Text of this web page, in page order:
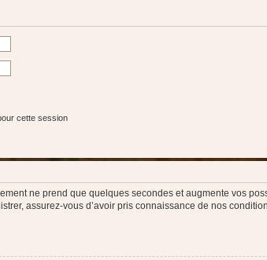
cette session
ne prend que quelques secondes et augmente vos
assurez-vous d’avoir pris connaissance de nos